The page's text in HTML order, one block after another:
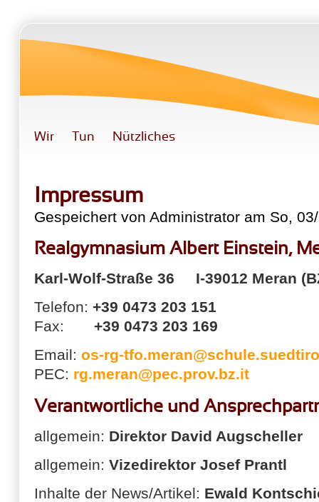
Wir Tun Nützliches
Impressum
Gespeichert von Administrator am So,
Realgymnasium Albert Einstein,
Karl-Wolf-Straße 36 I-39012 Meran
Telefon: +39 0473 203 151
Fax: +39 0473 203 169
Email: os-rg-
PEC: rg.meran@pec.prov.bz.it
Verantwortliche und
allgemein: Direktor David Augscheller
allgemein: Vizedirektor Josef Prantl
Inhalte der News/Artikel: Ewald